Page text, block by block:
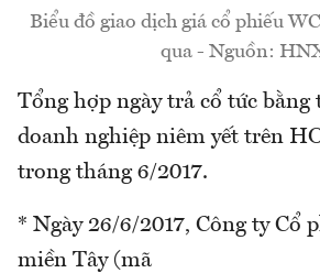
Biểu đồ giao dịch giá cổ phiếu
qua - Nguồn:
Tổng hợp ngày trả cổ tức bằng
doanh nghiệp niêm yết trên
trong tháng 6/2017.
* Ngày 26/6/2017, Công ty Cổ
miền Tây (mã